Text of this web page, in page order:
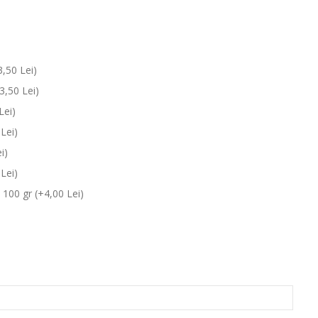
Lei)
Lei)
gr (+4,00 Lei)